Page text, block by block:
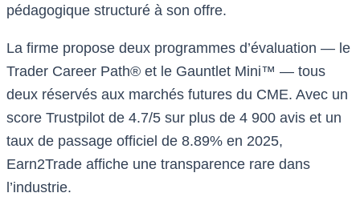
pédagogique structuré à son offre.
La firme propose deux programmes d’évaluation — le
Trader Career Path® et le Gauntlet Mini™ — tous
deux réservés aux marchés futures du CME. Avec un
score Trustpilot de 4.7/5 sur plus de 4 900 avis et un
taux de passage officiel de 8.89% en 2025,
Earn2Trade affiche une transparence rare dans
l’industrie.